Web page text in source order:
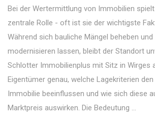
Bei der Wertermittlung von Immobilien
zentrale Rolle - oft ist sie der wichtigste
Während sich bauliche Mängel beheben
modernisieren lassen, bleibt der Standort
Schlotter Immobilienplus mit Sitz in Wirges
Eigentümer genau, welche Lagekriterien
Immobilie beeinflussen und wie sich diese
Marktpreis auswirken. Die Bedeutung ...